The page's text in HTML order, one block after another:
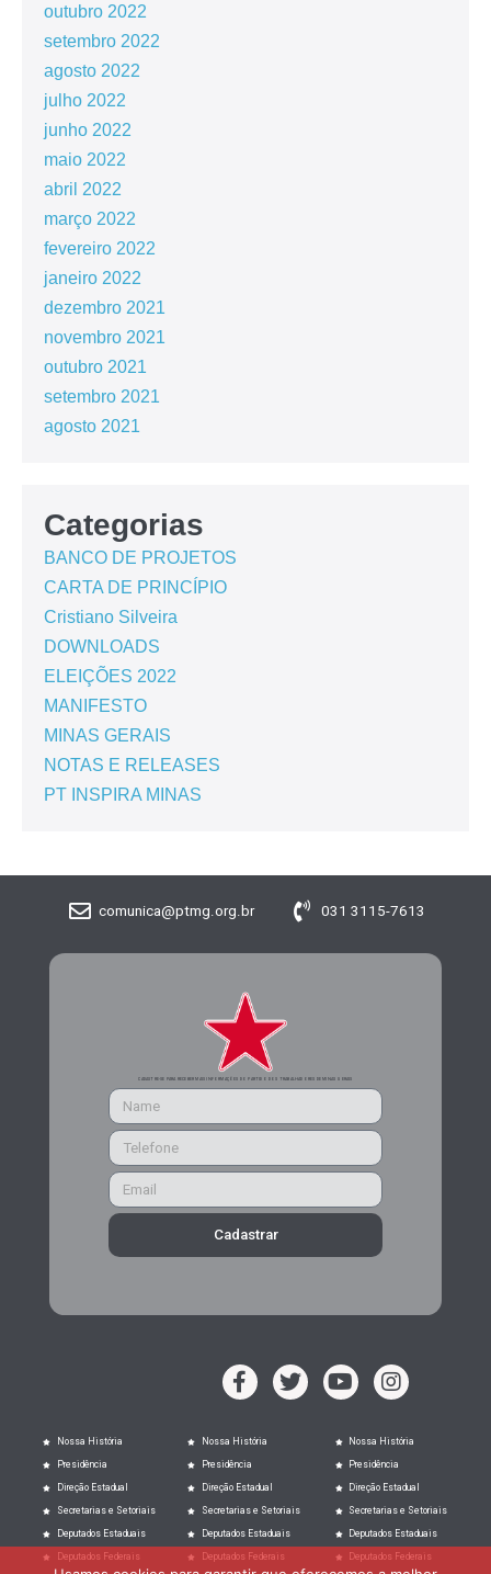
outubro 2022
setembro 2022
agosto 2022
julho 2022
junho 2022
maio 2022
abril 2022
março 2022
fevereiro 2022
janeiro 2022
dezembro 2021
novembro 2021
outubro 2021
setembro 2021
agosto 2021
Categorias
BANCO DE PROJETOS
CARTA DE PRINCÍPIO
Cristiano Silveira
DOWNLOADS
ELEIÇÕES 2022
MANIFESTO
MINAS GERAIS
NOTAS E RELEASES
PT INSPIRA MINAS
comunica@ptmg.org.br 031 3115-7613
CADASTRE-SE PARA RECEBER MAIS INFORMAÇÕES DO PARTIDO DOS TRABALHADORES DE MINAS GERAIS
Cadastrar
Nossa História
Presidência
Direção Estadual
Secretarias e Setoriais
Deputados Estaduais
Deputados Federais
Nossa História
Presidência
Direção Estadual
Secretarias e Setoriais
Deputados Estaduais
Deputados Federais
Nossa História
Presidência
Direção Estadual
Secretarias e Setoriais
Deputados Estaduais
Deputados Federais